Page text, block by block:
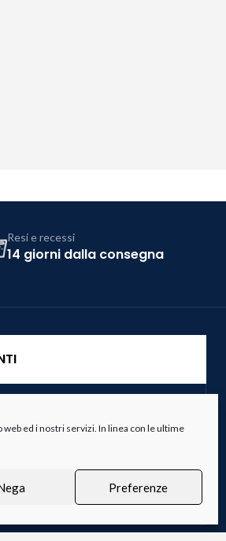
ed i nostri servizi. In linea con le ultime
Preferenze
Resi e recessi
14 giorni dalla consegna